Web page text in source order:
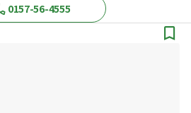
0157-56-4555